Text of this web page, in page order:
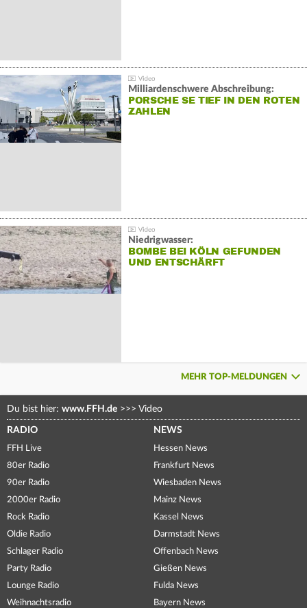
Milliardenschwere Abschreibung:
PORSCHE SE TIEF IN DEN ROTEN
ZAHLEN
Niedrigwasser:
BOMBE BEI KÖLN GEFUNDEN
UND ENTSCHÄRFT
MEHR TOP-MELDUNGEN
Du bist hier: www.FFH.de >>> Video
RADIO
FFH Live
80er Radio
90er Radio
2000er Radio
Rock Radio
Oldie Radio
Schlager Radio
Party Radio
Lounge Radio
Weihnachtsradio
NEWS
Hessen News
Frankfurt News
Wiesbaden News
Mainz News
Kassel News
Darmstadt News
Offenbach News
Gießen News
Fulda News
Bayern News